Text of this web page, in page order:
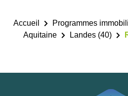
Accueil Programmes
Aquitaine
Landes (40)